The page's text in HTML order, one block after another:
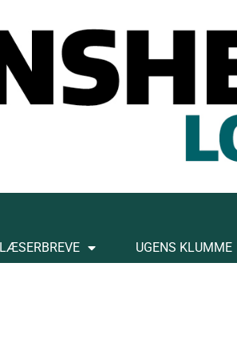
LÆSERBREVE UGENS KLUMME